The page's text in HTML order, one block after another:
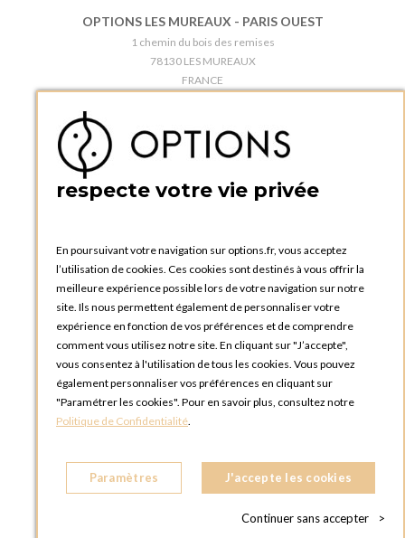
OPTIONS LES MUREAUX - PARIS OUEST
1 chemin du bois des remises
78130 LES MUREAUX
FRANCE
BOUTIQUE OPTIONS - PARIS 5E
5 quai de la tournelle
FRANCE
OPTIONS ROUEN
Rue du Clos Tellier
76800 Saint-Etienne-du-Rouvray
FRANCE
Téléphone :+33 2 35 08 38 53
OPTIONS TOULOUSE
6 rue Gaye Marie, ZAC de Saint-Martin du Touch
31300 Toulouse
FRANCE
OPTIONS MC
respecte votre vie privée
En poursuivant votre navigation sur options.fr, vous acceptez
l’utilisation de cookies. Ces cookies sont destinés à vous offrir la
meilleure expérience possible lors de votre navigation sur notre
site. Ils nous permettent également de personnaliser votre
expérience en fonction de vos préférences et de comprendre
comment vous utilisez notre site. En cliquant sur "J’accepte",
vous consentez à l'utilisation de tous les cookies. Vous pouvez
également personnaliser vos préférences en cliquant sur
"Paramétrer les cookies". Pour en savoir plus, consultez notre
Politique de Confidentialité.
Paramètres J'accepte les cookies
Continuer sans accepter >